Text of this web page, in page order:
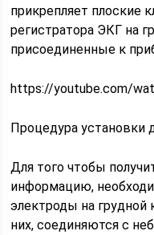
прикрепляет плоские
регистратора ЭКГ на
присоединенные к
https://youtube.com/
Процедура установки
Для того чтобы
информацию,
электроды на грудной
них, соединяются с